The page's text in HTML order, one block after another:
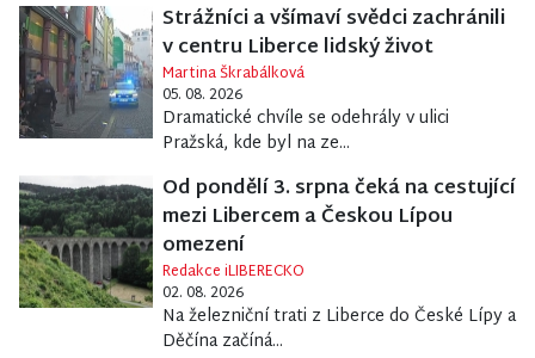
Strážníci a všímaví svědci zachránili
v centru Liberce lidský život
Martina Škrabálková
05. 08. 2026
Dramatické chvíle se odehrály v ulici
Pražská, kde byl na ze...
Od pondělí 3. srpna čeká na cestující
mezi Libercem a Českou Lípou
omezení
Redakce iLIBERECKO
02. 08. 2026
Na železniční trati z Liberce do České Lípy a
Děčína začíná...